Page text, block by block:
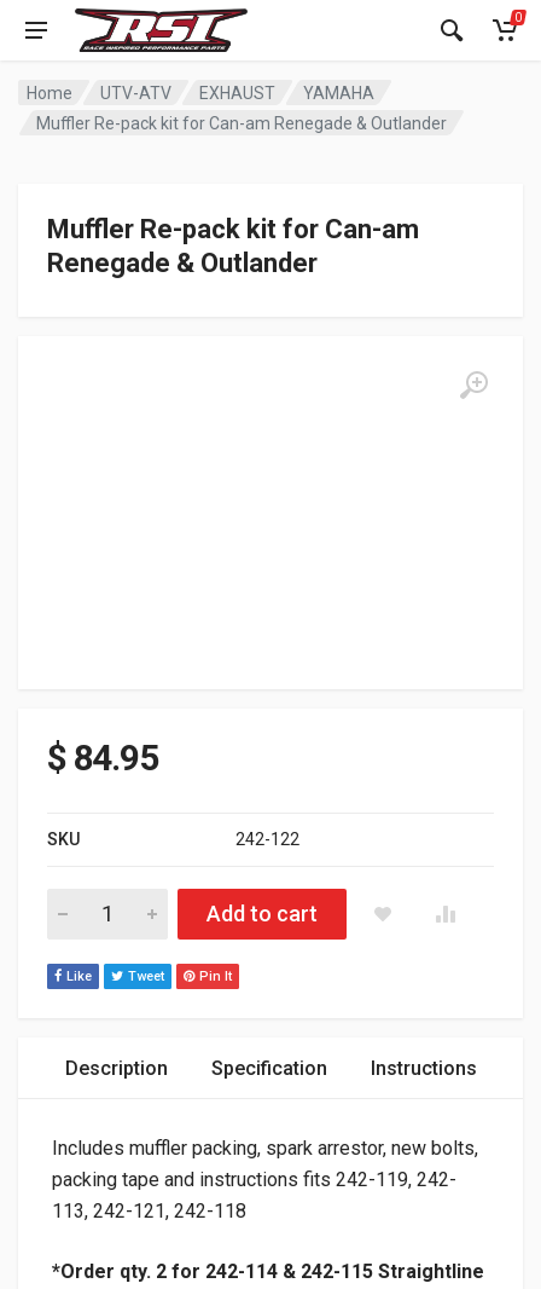
0
Home UTV-ATV EXHAUST
YAMAHA
Muffler Re-pack kit for Can-am Renegade & Outlander
Muffler Re-pack kit for Can-am
Renegade & Outlander
$84.95
SKU 242-122
Muffler Re-pack kit for Can-am Renegade & Outlander quantity
Add to cart
Like Tweet Pin It
Description Specification Instructions
Includes muffler packing, spark arrestor, new bolts,
packing tape and instructions fits 242-119, 242-
113, 242-121, 242-118
*Order qty. 2 for 242-114 & 242-115 Straightline